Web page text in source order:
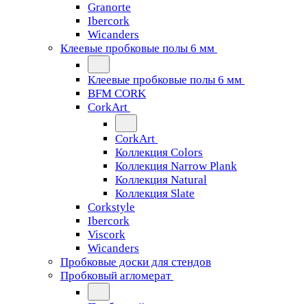
Granorte
Ibercork
Wicanders
Клеевые пробковые полы 6 мм
Клеевые пробковые полы 6 мм
BFM CORK
CorkArt
CorkArt
Коллекция Colors
Коллекция Narrow Plank
Коллекция Natural
Коллекция Slate
Corkstyle
Ibercork
Viscork
Wicanders
Пробковые доски для стендов
Пробковый агломерат